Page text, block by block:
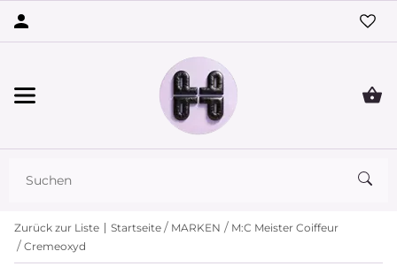
Zurück zur Liste Startseite MARKEN
M:C Meister Coiffeur
Cremeoxyd